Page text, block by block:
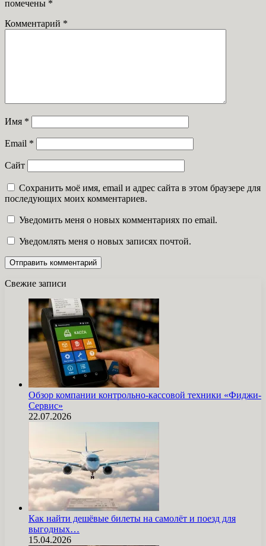
помечены *
Комментарий *
Имя *
Email *
Сайт
Сохранить моё имя, email и адрес сайта в этом браузере для
последующих моих комментариев.
Уведомить меня о новых комментариях по email.
Уведомлять меня о новых записях почтой.
Свежие записи
Обзор компании контрольно-кассовой техники «Фиджи-
Сервис»
22.07.2026
Как найти дешёвые билеты на самолёт и поезд для
выгодных…
15.04.2026